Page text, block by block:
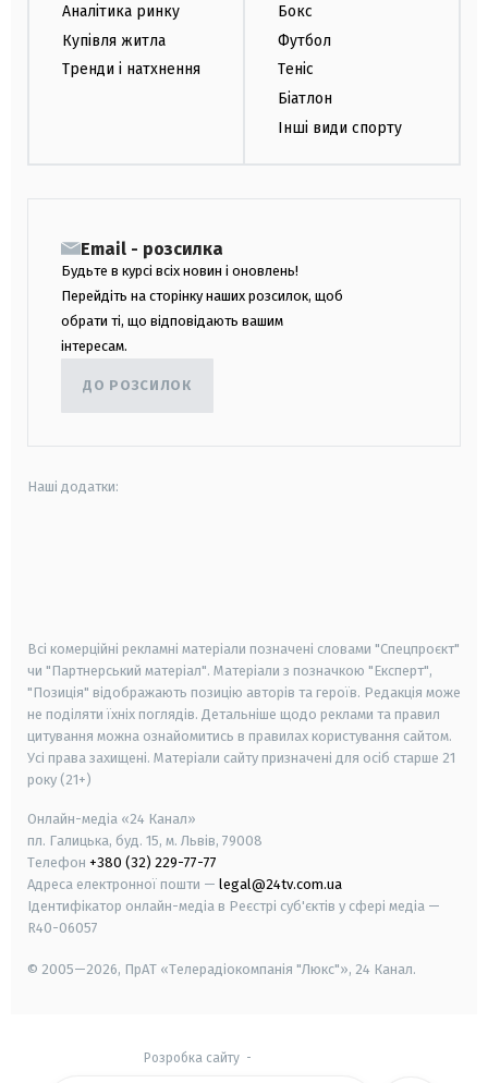
Аналітика ринку
Купівля житла
Тренди і натхнення
Бокс
Футбол
Теніс
Біатлон
Інші види спорту
Email - розсилка
Будьте в курсі всіх новин і оновлень!
Перейдіть на сторінку наших розсилок, щоб
обрати ті, що відповідають вашим
інтересам.
ДО РОЗСИЛОК
Наші додатки:
Всі комерційні рекламні матеріали позначені словами "Спецпроєкт"
чи "Партнерський матеріал". Матеріали з позначкою "Експерт",
"Позиція" відображають позицію авторів та героїв. Редакція може
не поділяти їхніх поглядів. Детальніше щодо реклами та правил
цитування можна ознайомитись в правилах користування сайтом.
Усі права захищені. Матеріали сайту призначені для осіб старше 21
року (21+)
Онлайн-медіа «24 Канал»
пл. Галицька, буд. 15, м. Львів, 79008
Телефон +380 (32) 229-77-77
Адреса електронної пошти — legal@24tv.com.ua
Ідентифікатор онлайн-медіа в Реєстрі суб'єктів у сфері медіа —
R40-06057
© 2005—2026, ПрАТ «Телерадіокомпанія "Люкс"», 24 Канал.
Розробка сайту-